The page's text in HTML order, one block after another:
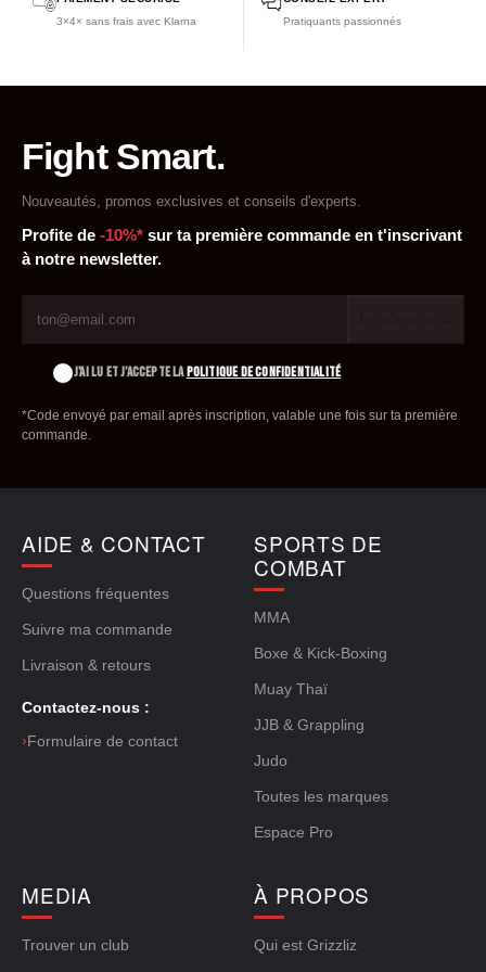
Traduction officielle française de l'ouvrage de référence
3×4× sans frais avec Klarna
Pratiquants passionnés
Fight Smart.
Nouveautés, promos exclusives et conseils d'experts.
Profite de -10%* sur ta première commande en t'inscrivant
à notre newsletter.
J'AI LU ET J'ACCEPTE LAPOLITIQUE DE CONFIDENTIALITÉ
*Code envoyé par email après inscription, valable une fois sur ta première
commande.
AIDE & CONTACT
Questions fréquentes
Suivre ma commande
Livraison & retours
Contactez-nous :
›Formulaire de contact
SPORTS DE
COMBAT
MMA
Boxe & Kick-Boxing
Muay Thaï
JJB & Grappling
Judo
Toutes les marques
Espace Pro
MEDIA
Trouver un club
À PROPOS
Qui est Grizzliz